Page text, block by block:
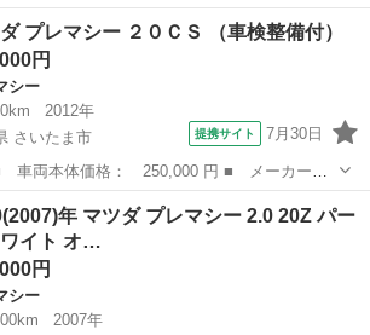
排気量2,000cc 修復歴:無し 色:...
積駅 トヨタヴォクシー
プレマシー ２０ＣＳ （車検整備付）
円
シー
2012年
さいたま市
提携サイト 7月30日
： プレマシー ■ グレード名： ２０ＣＳ
ドア枚数： 5D ■ ミッション： AT5速...
プレマシー
年 マツダ プレマシー 2.0 20Z パー
イト オ…
円
シー
2007年